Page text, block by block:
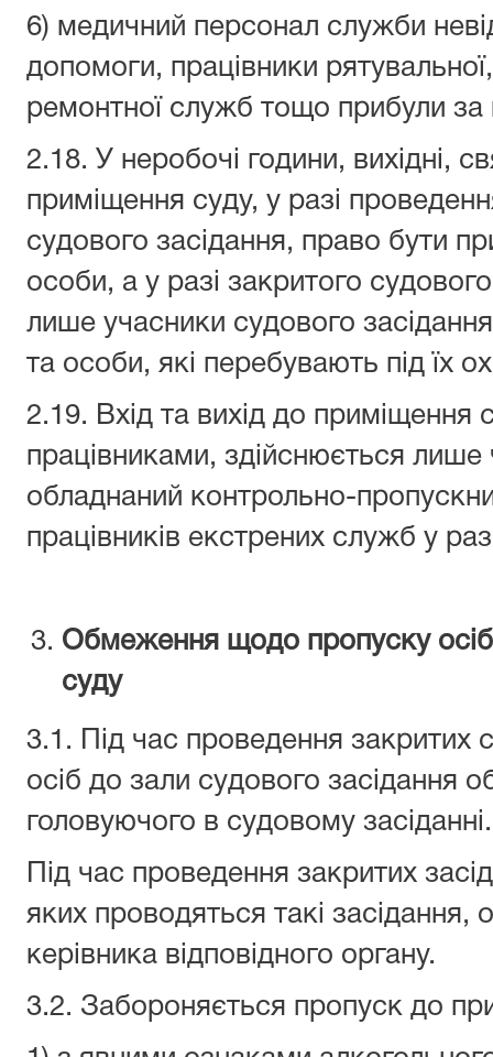
6) медичний персонал служби
допомоги, працівники рятувальної,
ремонтної служб тощо прибули за
2.18. У неробочі години, вихідні,
приміщення суду, у разі
судового засідання, право бути
особи, а у разі закритого
лише учасники судового
та особи, які перебувають під їх
2.19. Вхід та вихід до
працівниками, здійснюється лише
обладнаний контрольно-
працівників екстрених служб у
Обмеження щодо пропуску
суду
3.1. Під час проведення закритих
осіб до зали судового засідання
головуючого в судовому засіданні.
Під час проведення закритих
яких проводяться такі
керівника відповідного органу.
3.2. Забороняється пропуск до